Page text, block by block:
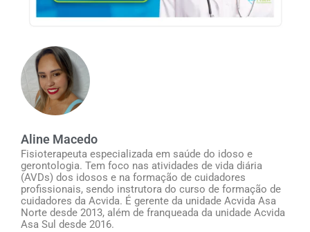
Aline Macedo
Fisioterapeuta especializada em saúde do idoso e
gerontologia. Tem foco nas atividades de vida diária
(AVDs) dos idosos e na formação de cuidadores
profissionais, sendo instrutora do curso de formação de
cuidadores da Acvida. É gerente da unidade Acvida Asa
Norte desde 2013, além de franqueada da unidade Acvida
Asa Sul desde 2016.